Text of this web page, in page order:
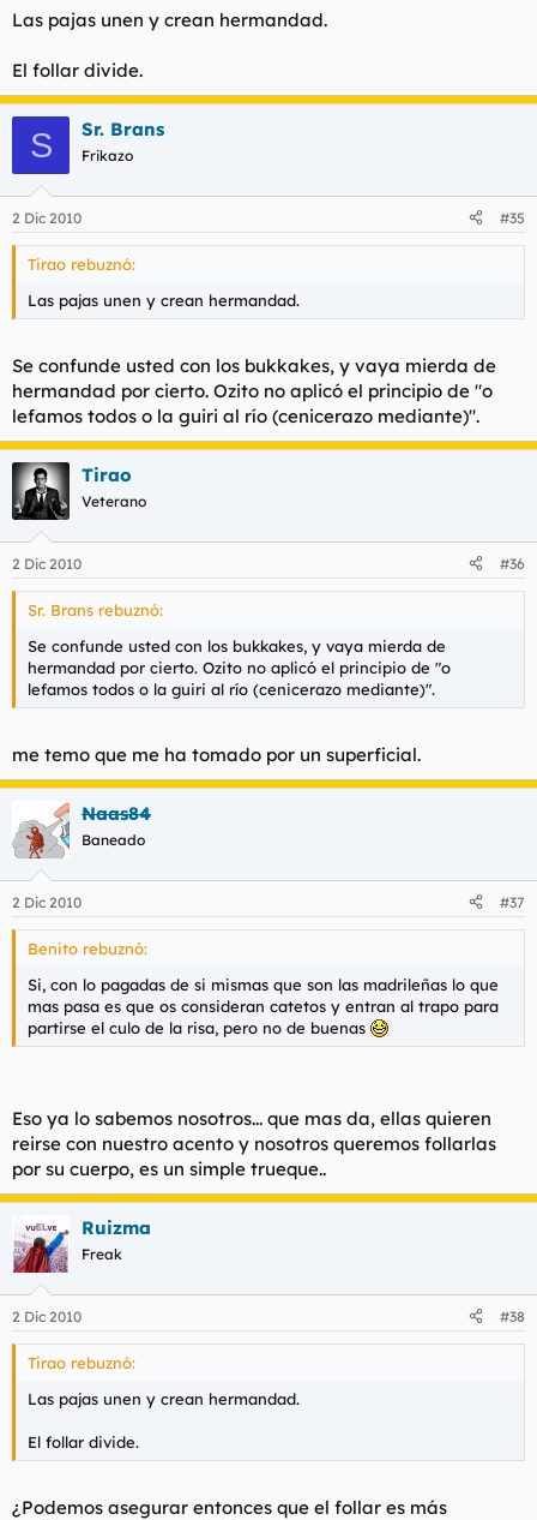
Las pajas unen y crean hermandad.
El follar divide.
S Sr. Brans
Frikazo
2 Dic 2010 #35
Tirao rebuznó:
Las pajas unen y crean hermandad.
Se confunde usted con los bukkakes, y vaya mierda de
hermandad por cierto. Ozito no aplicó el principio de "o
lefamos todos o la guiri al río (cenicerazo mediante)".
Tirao
Veterano
2 Dic 2010 #36
Sr. Brans rebuznó:
Se confunde usted con los bukkakes, y vaya mierda de
hermandad por cierto. Ozito no aplicó el principio de "o
lefamos todos o la guiri al río (cenicerazo mediante)".
me temo que me ha tomado por un superficial.
Naas84
Baneado
2 Dic 2010 #37
Benito rebuznó:
Si, con lo pagadas de si mismas que son las madrileñas lo que
mas pasa es que os consideran catetos y entran al trapo para
partirse el culo de la risa, pero no de buenas
Eso ya lo sabemos nosotros... que mas da, ellas quieren
reirse con nuestro acento y nosotros queremos follarlas
por su cuerpo, es un simple trueque..
Ruizma
Freak
2 Dic 2010 #38
Tirao rebuznó:
Las pajas unen y crean hermandad.
El follar divide.
¿Podemos asegurar entonces que el follar es más